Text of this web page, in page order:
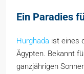
Ein Paradies
Hurghada ist eines
Ägypten. Bekannt
ganzjährigen